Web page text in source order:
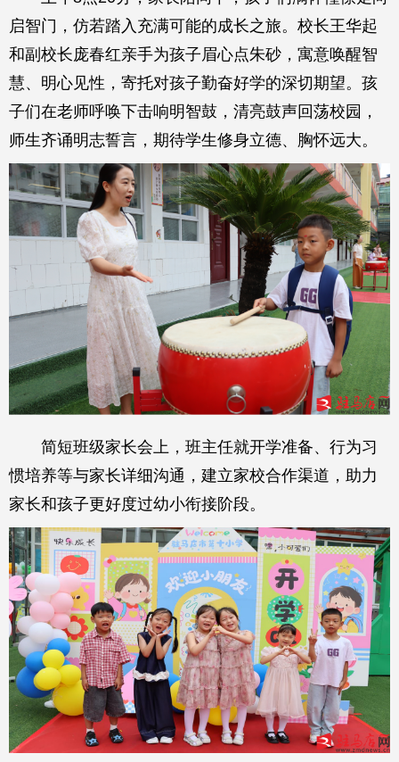
启智门，仿若踏入充满可能的成长之旅。校长王华起
和副校长庞春红亲手为孩子眉心点朱砂，寓意唤醒智
慧、明心见性，寄托对孩子勤奋好学的深切期望。孩
子们在老师呼唤下击响明智鼓，清亮鼓声回荡校园，
师生齐诵明志誓言，期待学生修身立德、胸怀远大。
简短班级家长会上，班主任就开学准备、行为习
惯培养等与家长详细沟通，建立家校合作渠道，助力
家长和孩子更好度过幼小衔接阶段。